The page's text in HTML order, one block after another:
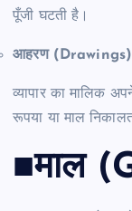
पूँजी घटती है।
आहरण (Drawings)
व्यापार का मालिक
रूपया या माल
■माल